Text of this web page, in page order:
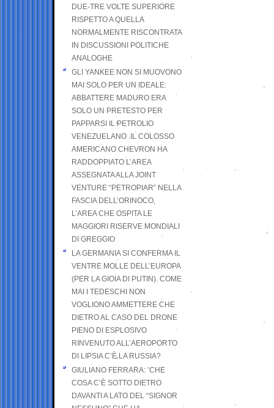
DUE-TRE VOLTE SUPERIORE
RISPETTO A QUELLA
NORMALMENTE RISCONTRATA
IN DISCUSSIONI POLITICHE
ANALOGHE
GLI YANKEE NON SI MUOVONO
MAI SOLO PER UN IDEALE:
ABBATTERE MADURO ERA
SOLO UN PRETESTO PER
PAPPARSI IL PETROLIO
VENEZUELANO .IL COLOSSO
AMERICANO CHEVRON HA
RADDOPPIATO L’AREA
ASSEGNATA ALLA JOINT
VENTURE “PETROPIAR” NELLA
FASCIA DELL’ORINOCO,
L’AREA CHE OSPITA LE
MAGGIORI RISERVE MONDIALI
DI GREGGIO
LA GERMANIA SI CONFERMA IL
VENTRE MOLLE DELL’EUROPA
(PER LA GIOIA DI PUTIN). COME
MAI I TEDESCHI NON
VOGLIONO AMMETTERE CHE
DIETRO AL CASO DEL DRONE
PIENO DI ESPLOSIVO
RINVENUTO ALL’AEROPORTO
DI LIPSIA C’È LA RUSSIA?
GIULIANO FERRARA: ’CHE
COSA C’È SOTTO DIETRO
DAVANTI A LATO DEL “SIGNOR